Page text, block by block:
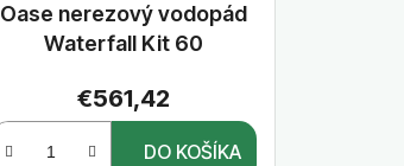
Oase nerezový vodopád
Waterfall Kit 60
€561,42
DO KOŠÍKA